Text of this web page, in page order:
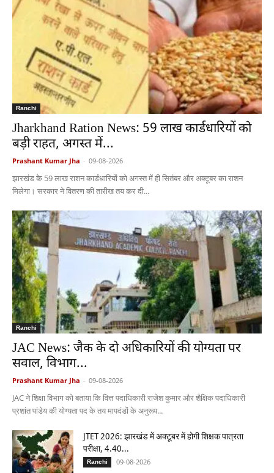
Ranchi
Jharkhand Ration News: 59 लाख कार्डधारियों को
बड़ी राहत, अगस्त में...
Prashant Kumar Jha - 09-08-2026
झारखंड के 59 लाख राशन कार्डधारियों को अगस्त में ही सितंबर और अक्टूबर का राशन
मिलेगा। सरकार ने वितरण की तारीख तय कर दी...
Ranchi
JAC News: जैक के दो अधिकारियों की योग्यता पर
सवाल, विभाग...
Prashant Kumar Jha - 09-08-2026
JAC ने शिक्षा विभाग को बताया कि वित्त पदाधिकारी राजेश कुमार और शैक्षिक पदाधिकारी
प्रशांत पांडेय की योग्यता पद के तय मापदंडों के अनुरूप...
JTET 2026: झारखंड में अक्टूबर में होगी शिक्षक पात्रता
परीक्षा, 4.40...
Ranchi 09-08-2026